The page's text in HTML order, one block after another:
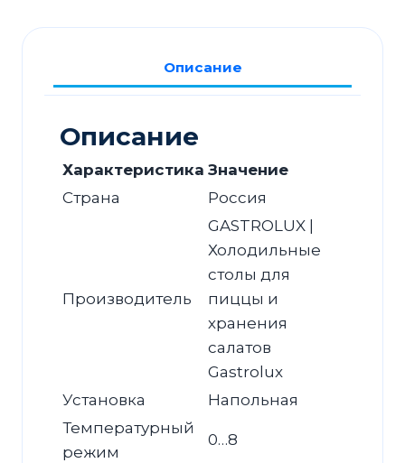
СОСБ1-
Описание
Описание
Характеристика Значение
Страна
Россия
Производитель
GASTROLUX |
Холодильные
столы для
пиццы и
хранения
салатов
Gastrolux
Установка
Напольная
Температурный
режим
0…8